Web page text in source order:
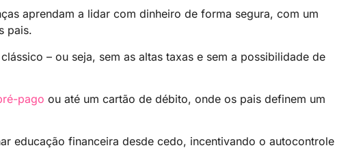
aprendam a lidar com dinheiro de forma segura, com um
pais.
– ou seja, sem as altas taxas e sem a possibilidade de
pago ou até um cartão de débito, onde os pais definem um
educação financeira desde cedo, incentivando o autocontrole